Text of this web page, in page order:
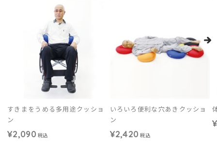
すきまをうめる多用途クッショ
ン
¥2,090 税込
いろいろ便利な穴あきクッショ
ン
¥2,420 税込